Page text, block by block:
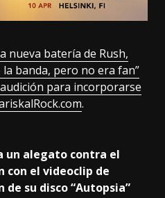
nueva batería de Rush,
banda, pero no era fan”
para incorporarse
.
un alegato contra el
con el videoclip de
de su disco “Autopsia”